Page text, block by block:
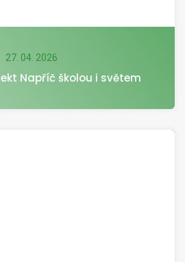
27. 04. 2026
Napříč školou i světem